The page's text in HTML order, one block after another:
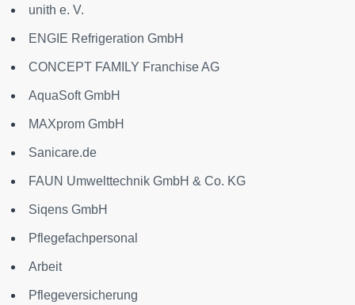
unith e. V.
ENGIE Refrigeration GmbH
CONCEPT FAMILY Franchise AG
AquaSoft GmbH
MAXprom GmbH
Sanicare.de
FAUN Umwelttechnik GmbH & Co. KG
Siqens GmbH
Pflegefachpersonal
Arbeit
Pflegeversicherung